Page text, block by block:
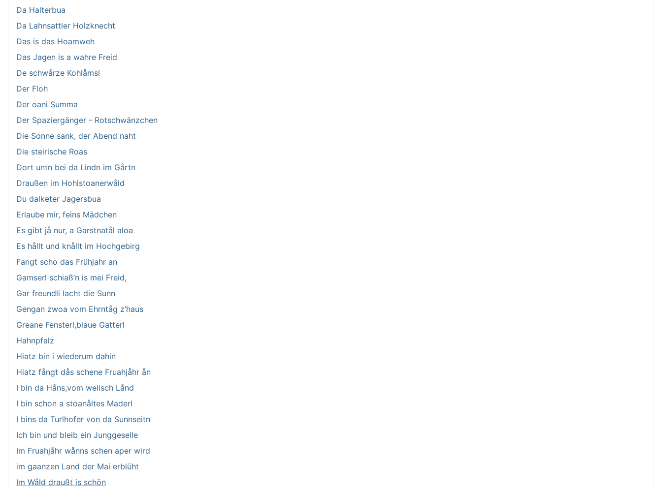
Da Halterbua
Da Lahnsattler Holzknecht
Das is das Hoamweh
Das Jagen is a wahre Freid
De schwårze Kohlåmsl
Der Floh
Der oani Summa
Der Spaziergänger - Rotschwänzchen
Die Sonne sank, der Abend naht
Die steirische Roas
Dort untn bei da Lindn im Gårtn
Draußen im Hohlstoanerwåld
Du dalketer Jagersbua
Erlaube mir, feins Mädchen
Es gibt jå nur, a Garstnatål aloa
Es hållt und knållt im Hochgebirg
Fangt scho das Frühjahr an
Gamserl schiaß’n is mei Freid,
Gar freundli lacht die Sunn
Gengan zwoa vom Ehrntåg z’haus
Greane Fensterl,blaue Gatterl
Hahnpfalz
Hiatz bin i wiederum dahin
Hiatz fångt dås schene Fruahjåhr ån
I bin da Håns,vom welisch Lånd
I bin schon a stoanåltes Maderl
I bins da Turlhofer von da Sunnseitn
Ich bin und bleib ein Junggeselle
Im Fruahjåhr wånns schen aper wird
im gaanzen Land der Mai erblüht
Im Wåld draußt is schön